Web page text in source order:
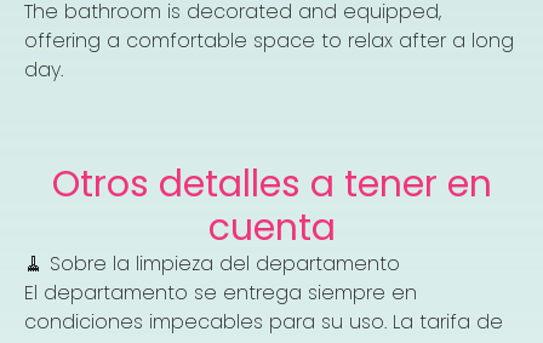
The bathroom is decorated and equipped,
offering a comfortable space to relax after a long
day.
Otros detalles a tener en
cuenta
🧹 Sobre la limpieza del departamento
El departamento se entrega siempre en
condiciones impecables para su uso. La tarifa de